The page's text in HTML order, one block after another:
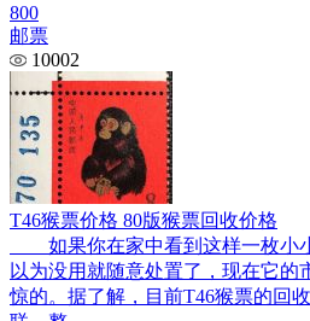
800
邮票
10002
T46猴票价格 80版猴票回收价格
如果你在家中看到这样一枚小
以为没用就随意处置了，现在它的
惊的。据了解，目前T46猴票的回